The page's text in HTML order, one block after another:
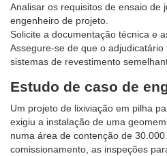
Analisar os requisitos de ensaio de
engenheiro de projeto.
Solicite a documentação técnica e
Assegure-se de que o
sistemas de revestimento
Estudo de caso de
Um projeto de lixiviação em pilha
exigiu a instalação de uma
numa área de contenção de 30.000
comissionamento, as inspeções